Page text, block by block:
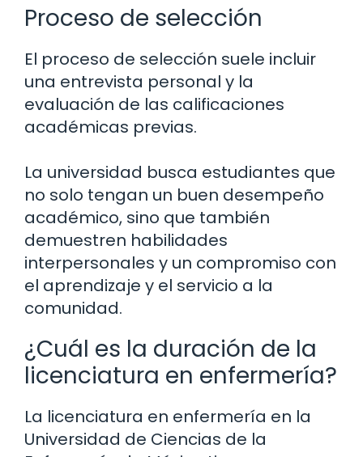
Proceso de selección
El proceso de selección suele incluir
una entrevista personal y la
evaluación de las calificaciones
académicas previas.
La universidad busca estudiantes que
no solo tengan un buen desempeño
académico, sino que también
demuestren habilidades
interpersonales y un compromiso con
el aprendizaje y el servicio a la
comunidad.
¿Cuál es la duración de la
licenciatura en enfermería?
La licenciatura en enfermería en la
Universidad de Ciencias de la